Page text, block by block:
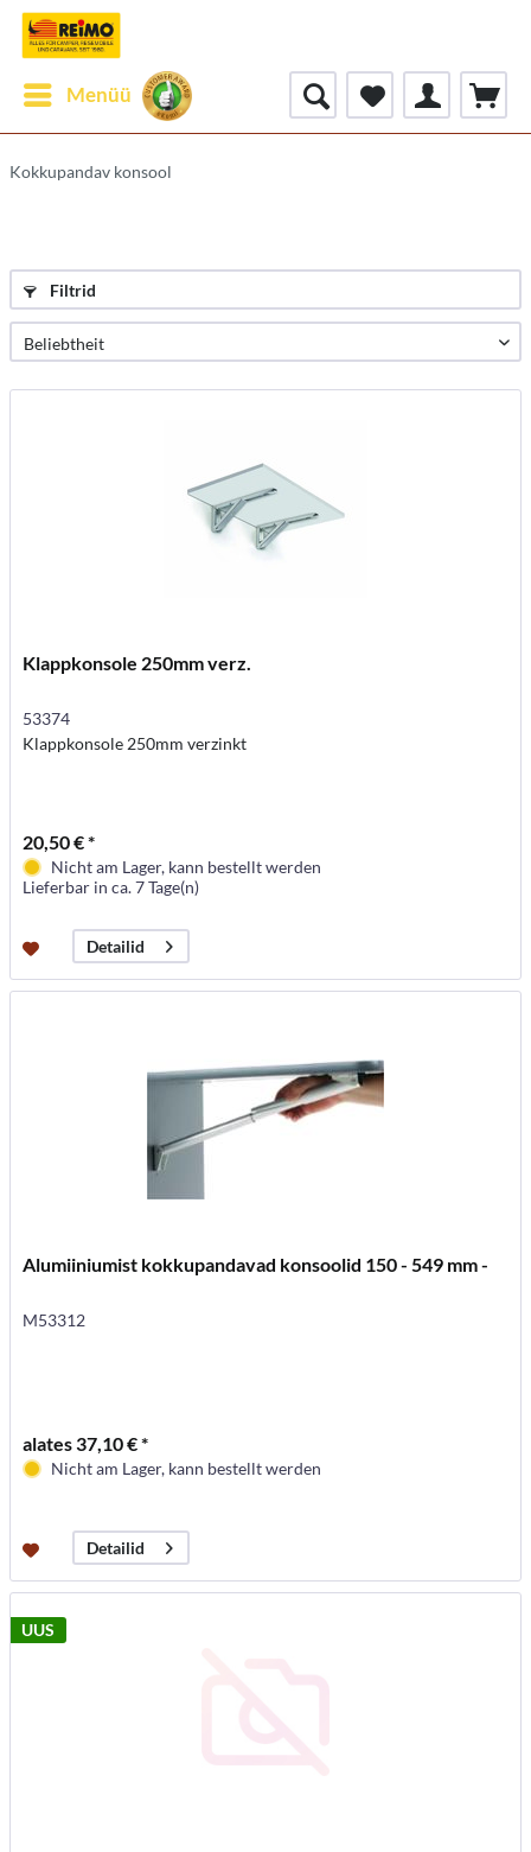
Menüü
Kokkupandav konsool
Filtrid
Klappkonsole 250mm verz.
53374
Klappkonsole 250mm verzinkt
20,50 € *
Nicht am Lager, kann bestellt werden
Lieferbar in ca. 7 Tage(n)
Detailid
Alumiiniumist kokkupandavad konsoolid 150 - 549 mm -
M53312
alates 37,10 € *
Nicht am Lager, kann bestellt werden
Detailid
UUS